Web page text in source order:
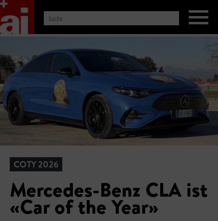
COTY 2026
Mercedes-Benz CLA ist
«Car of the Year»